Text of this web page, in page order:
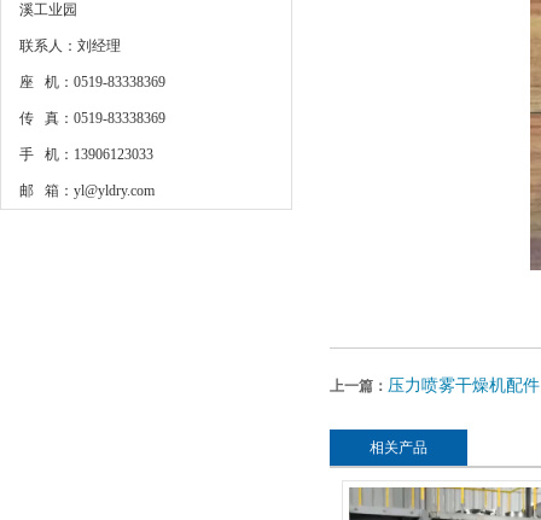
溪工业园
联系人：刘经理
座 机：0519-83338369
传 真：0519-83338369
手 机：13906123033
邮 箱：yl@yldry.com
上一篇： 压力喷雾干燥机配件
相关产品